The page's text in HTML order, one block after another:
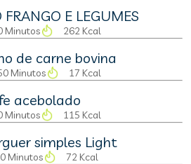
FRANGO E LEGUMES
Minutos 262 Kcal
de carne bovina
Minutos 17 Kcal
acebolado
Minutos 115 Kcal
simples Light
Minutos 72 Kcal